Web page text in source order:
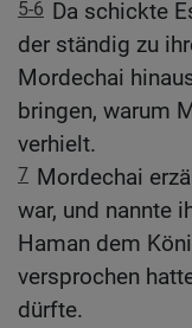
5-6 Da schickte
der ständig zu
Mordechai
bringen, warum
verhielt.
7 Mordechai
war, und nannte
Haman dem
versprochen
dürfte.